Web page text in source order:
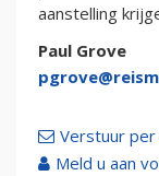
aanstelling
Paul Grove
Verstuur per
Meld u aan